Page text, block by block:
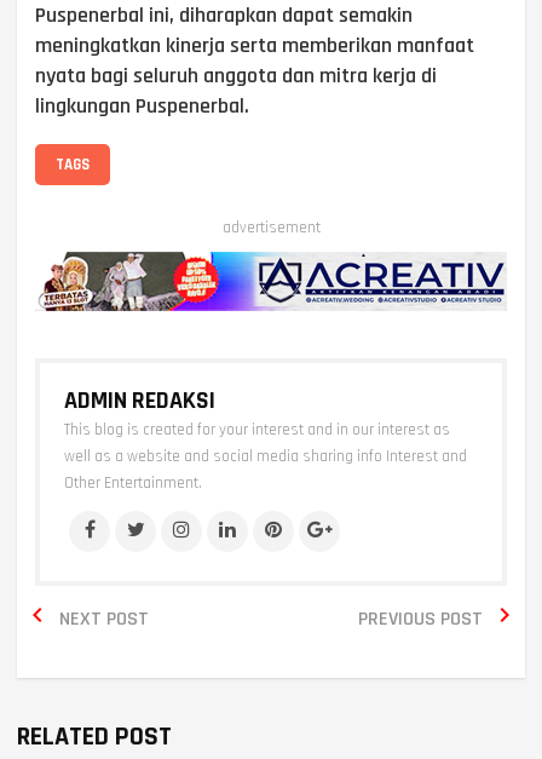
Puspenerbal ini, diharapkan dapat semakin
meningkatkan kinerja serta memberikan manfaat
nyata bagi seluruh anggota dan mitra kerja di
lingkungan Puspenerbal.
TAGS
advertisement
ADMIN REDAKSI
This blog is created for your interest and in our interest as
well as a website and social media sharing info Interest and
Other Entertainment.
NEXT POST
 PREVIOUS POST 
RELATED POST